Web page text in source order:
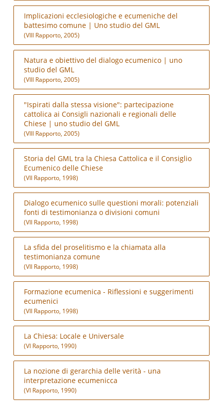
Implicazioni ecclesiologiche e ecumeniche del
battesimo comune | Uno studio del GML
(VIII Rapporto, 2005)
Natura e obiettivo del dialogo ecumenico | uno
studio del GML
(VIII Rapporto, 2005)
"Ispirati dalla stessa visione": partecipazione
cattolica ai Consigli nazionali e regionali delle
Chiese | uno studio del GML
(VIII Rapporto, 2005)
Storia del GML tra la Chiesa Cattolica e il Consiglio
Ecumenico delle Chiese
(VII Rapporto, 1998)
Dialogo ecumenico sulle questioni morali: potenziali
fonti di testimonianza o divisioni comuni
(VII Rapporto, 1998)
La sfida del proselitismo e la chiamata alla
testimonianza comune
(VII Rapporto, 1998)
Formazione ecumenica - Riflessioni e suggerimenti
ecumenici
(VII Rapporto, 1998)
La Chiesa: Locale e Universale
(VI Rapporto, 1990)
La nozione di gerarchia delle verità - una
interpretazione ecumenicca
(VI Rapporto, 1990)